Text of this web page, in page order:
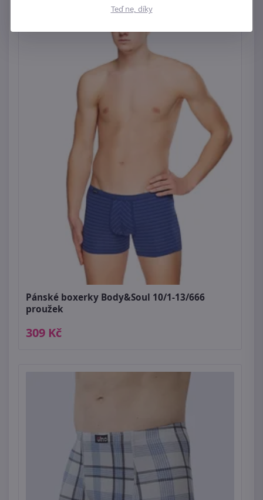
Pánské boxerky Body&Soul 10/1-13/666
proužek
309 Kč
Teď ne, díky